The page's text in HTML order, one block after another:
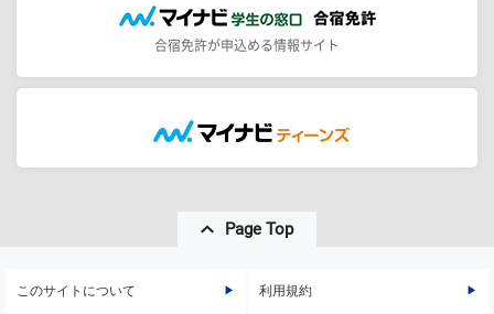
合宿免許が申込める情報サイト
Page Top
このサイトについて 利用規約